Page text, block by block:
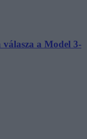
a Model 3-